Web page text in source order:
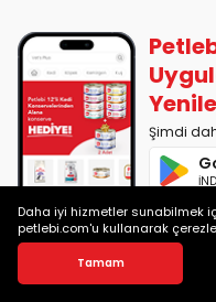
kontrolleri, kaliteli
bütçeye dâhil
Shiba Inu evde
Shiba Inu köpekleri
yapıları nedeniyle
karşılanmalıdır.
bir cins oldukları için,
buluşturulmaları
Şimdi
Daha iyi hizmetler sunabilmek
petlebi.com'u kullanarak
Tamam